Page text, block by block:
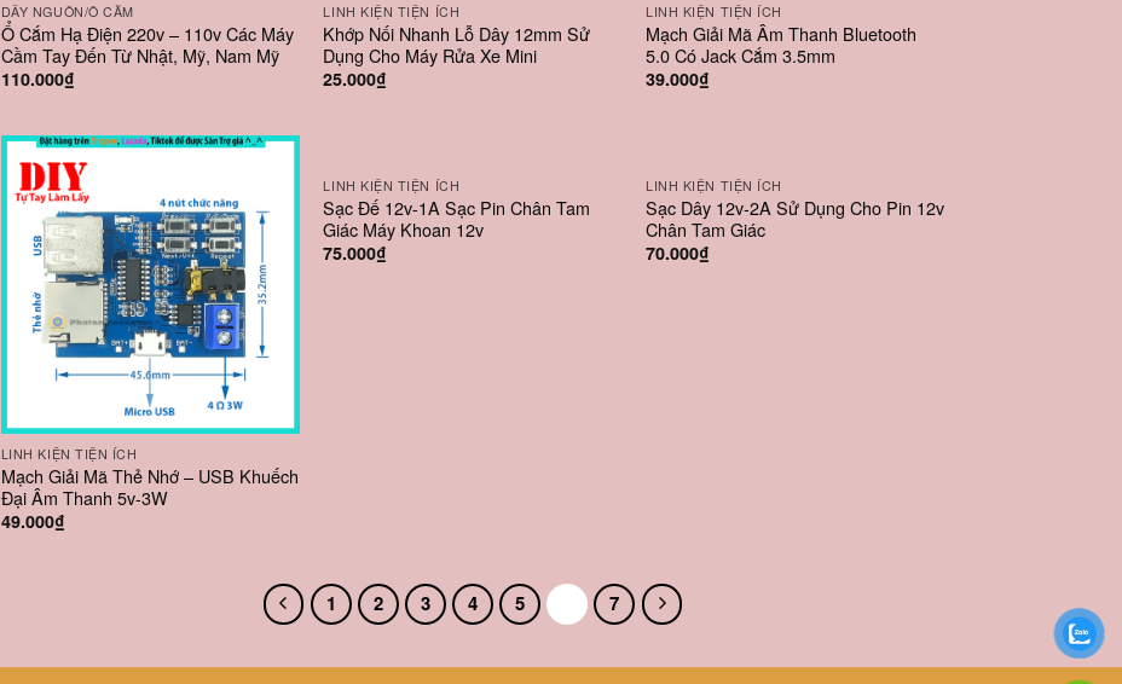
DÂY NGUỒN/Ổ CẮM
Ổ Cắm Hạ Điện 220v – 110v Các Máy
Cầm Tay Đến Từ Nhật, Mỹ, Nam Mỹ
110.000₫
LINH KIỆN TIỆN ÍCH
Khớp Nối Nhanh Lỗ Dây 12mm Sử
Dụng Cho Máy Rửa Xe Mini
25.000₫
LINH KIỆN TIỆN ÍCH
Mạch Giải Mã Âm Thanh Bluetooth
5.0 Có Jack Cắm 3.5mm
39.000₫
LINH KIỆN TIỆN ÍCH
Mạch Giải Mã Thẻ Nhớ – USB Khuếch
Đại Âm Thanh 5v-3W
49.000₫
LINH KIỆN TIỆN ÍCH
Sạc Đế 12v-1A Sạc Pin Chân Tam
Giác Máy Khoan 12v
75.000₫
LINH KIỆN TIỆN ÍCH
Sạc Dây 12v-2A Sử Dụng Cho Pin 12v
Chân Tam Giác
70.000₫
1 2 3 4 5 7